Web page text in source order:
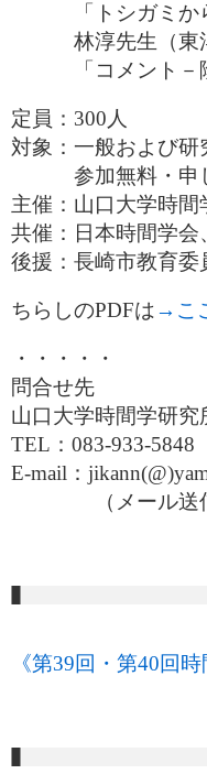
「トシガミから
林淳先生（東洋
「コメント－陰
定員：300人
対象：一般および研
参加無料・申
主催：山口大学時間
共催：日本時間学会
後援：長崎市教育委
ちらしのPDFは→こ
・・・・・
問合せ先
山口大学時間学研究
TEL：083-933-5848
E-mail：
（メール送信の
《第39回・第40回